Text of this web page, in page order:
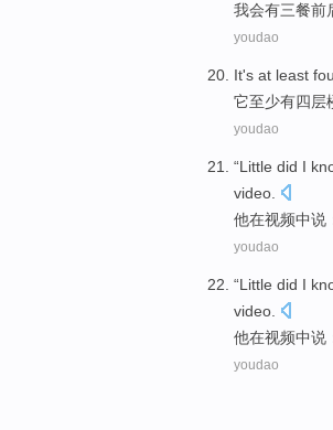
我会有三餐前
youdao
It's at least
它至少有四层
youdao
“Little did I
video
他在视频中说
youdao
“Little did I
video
他在视频中说
youdao